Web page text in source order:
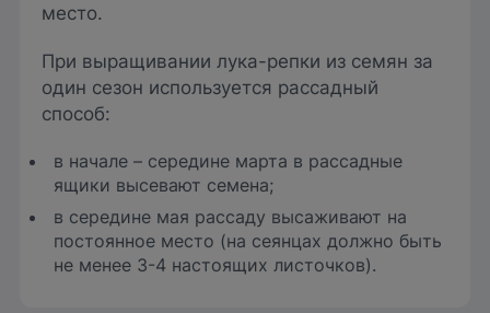
место.
При выращивании лука-репки из семян за
один сезон используется рассадный
способ:
в начале – середине марта в рассадные
ящики высевают семена;
в середине мая рассаду высаживают на
постоянное место (на сеянцах должно быть
не менее 3-4 настоящих листочков).